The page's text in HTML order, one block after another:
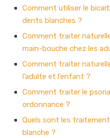
Comment utiliser le
dents blanches ?
Comment traiter
main-bouche chez les
Comment traiter
l’adulte et l’enfant ?
Comment traiter le
ordonnance ?
Quels sont les
blanche ?